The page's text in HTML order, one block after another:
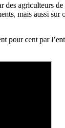
des agriculteurs
mais aussi
cent par